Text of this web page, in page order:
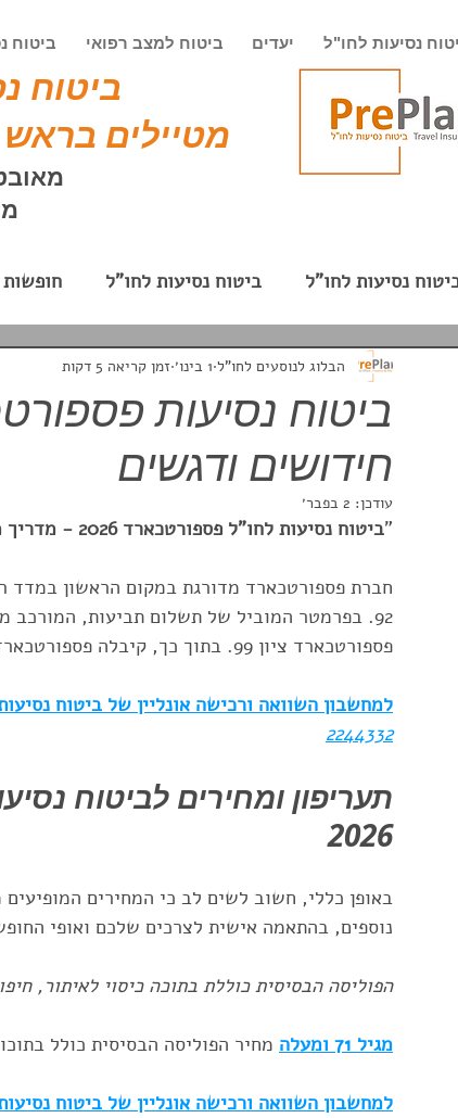
נסיעות לחו"ל יעדים ביטוח למצב רפואי ביטוח
ביטוח
מטיילים בראש
נסיעות לחו"ל ביטוח נסיעות לחו"ל
חופשה רומנטית המזרח הרחוק חופשה בחו"ל
חבילת תקשורת בחו"ל תרמילאים טיולים מאורגנים
טריפגרנטי טריפ גרנטי eSIM
פספורטכארד ביטול טיסה מכל סיבה ביטוח
דרום אמריקה
חידושים ודגשים
הבלוג לנוסעים לחו"ל 1 בינו׳ זמן קריאה 5 דקות
עודכן: 2 בפבר׳
"ביטוח נסיעות לחו"ל פספורטכארד 2026 - מדריך מקיף
חברת פספורטכארד מדורגת במקום הראשון במדד
92. בפרמטר המוביל של תשלום תביעות,
פספורטכארד ציון 99. בתוך כך, קיבלה פספורטכארד ציון תקדימי של 99 במדד איכות השירות.
למחשבון השוואה ורכישה אונליין של ביטוח
2244332
תעריפון ומחירים לביטוח
2026
באופן כללי, חשוב לשים לב כי המחירים
נוספים, בהתאמה אישית לצרכים שלכם ואופי
הפוליסה הבסיסית כוללת בתוכה כיסוי לאיתור,
מגיל 71 ומעלה מחיר הפוליסה הבסיסית כולל
למחשבון השוואה ורכישה אונליין של ביטוח